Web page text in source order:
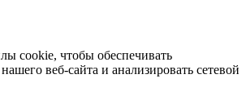
cookie, чтобы обеспечивать
веб-сайта и анализировать сетевой